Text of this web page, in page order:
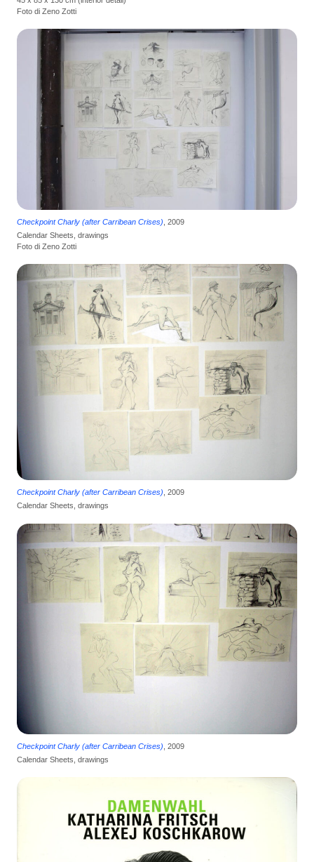
Foto di Zeno Zotti
Checkpoint Charly (after Carribean Crises) , 2009
Calendar Sheets, drawings
Foto di Zeno Zotti
Checkpoint Charly (after Carribean Crises) , 2009
Calendar Sheets, drawings
Checkpoint Charly (after Carribean Crises) , 2009
Calendar Sheets, drawings